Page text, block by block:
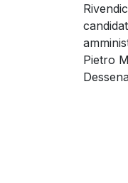
Pietro